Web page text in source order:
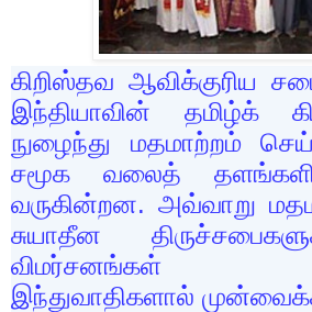
கிறிஸ்தவ ஆவிக்குரிய
இந்தியாவின் தமிழ்க்
நுழைந்து மதமாற்றம்
சமூக வலைத்
வருகின்றன. அவ்வாறு
சுயாதீன
விமர்சனங்கள்
இந்துவாதிகளால்